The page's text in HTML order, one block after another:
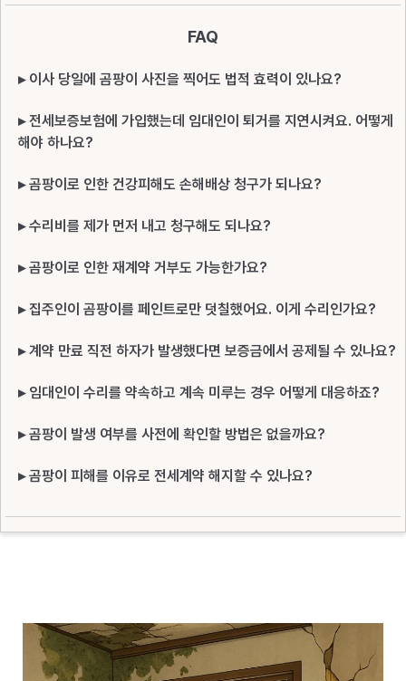
FAQ
▸ 이사 당일에 곰팡이 사진을 찍어도 법적 효력이 있나요?
▸ 전세보증보험에 가입했는데 임대인이 퇴거를 지연시켜요. 어떻게
해야 하나요?
▸ 곰팡이로 인한 건강피해도 손해배상 청구가 되나요?
▸ 수리비를 제가 먼저 내고 청구해도 되나요?
▸ 곰팡이로 인한 재계약 거부도 가능한가요?
▸ 집주인이 곰팡이를 페인트로만 덧칠했어요. 이게 수리인가요?
▸ 계약 만료 직전 하자가 발생했다면 보증금에서 공제될 수 있나요?
▸ 임대인이 수리를 약속하고 계속 미루는 경우 어떻게 대응하죠?
▸ 곰팡이 발생 여부를 사전에 확인할 방법은 없을까요?
▸ 곰팡이 피해를 이유로 전세계약 해지할 수 있나요?